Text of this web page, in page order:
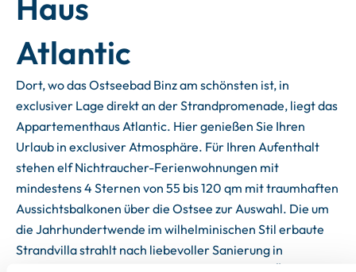
Haus
Atlantic
Dort, wo das Ostseebad Binz am schönsten ist, in
exclusiver Lage direkt an der Strandpromenade, liegt das
Appartementhaus Atlantic. Hier genießen Sie Ihren
Urlaub in exclusiver Atmosphäre. Für Ihren Aufenthalt
stehen elf Nichtraucher-Ferienwohnungen mit
mindestens 4 Sternen von 55 bis 120 qm mit traumhaften
Aussichtsbalkonen über die Ostsee zur Auswahl. Die um
die Jahrhundertwende im wilhelminischen Stil erbaute
Strandvilla strahlt nach liebevoller Sanierung in